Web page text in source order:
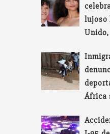
lujoso
África